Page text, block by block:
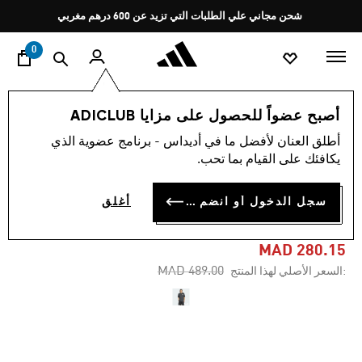
Pause
promotion
rotation
شحن مجاني علي الطلبات التي تزيد عن 600 درهم مغربي
0
أصبح عضواً للحصول على مزايا ADICLUB
أطلق العنان لأفضل ما في أديداس - برنامج عضوية الذي
يكافئك على القيام بما تحب.
سجل الدخول أو انضم الآن أغلق
الرجال ملابس
-40%
تيشيرت PANDA CHILL HOOP
GRAPHIC
MAD 280.15
:السعر الأصلي لهذا المنتج Price reduced from
MAD 489.00
to